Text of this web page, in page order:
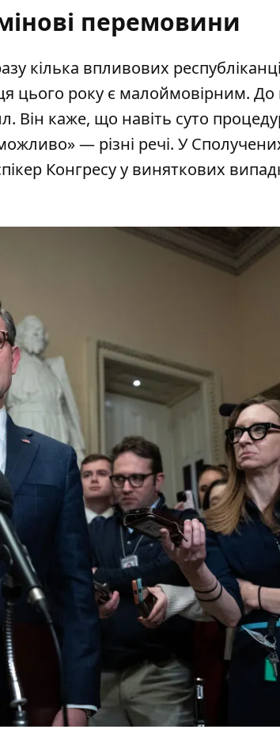
перемовини
кілька впливових
цього року є малоймовірним. До
. Він каже, що навіть суто
— різні речі. У
Конгресу у виняткових